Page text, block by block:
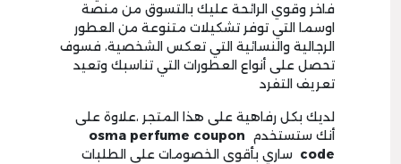
فاخر وقوي الرائحة عليك بالتسوق من منصة
اوسما التي توفر تشكيلات متنوعة من العطور
الرجالية والنسائية التي تعكس الشخصية، فسوف
تحصل على أنواع العطورات التي تناسبك وتعيد
تعريف التفرد
لديك بكل رفاهية على هذا المتجر ،علاوة على
أنك ستستخدم osma perfume coupon
code ساري بأقوى الخصومات على الطلبات